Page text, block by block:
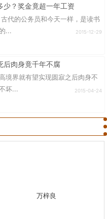
少？奖金竟超一年工资
代的公务员和今天一样，是读书
...
2015-12-29
后肉身竟千年不腐
境界就有望实现圆寂之后肉身不
坏...
2015-04-24
万梓良